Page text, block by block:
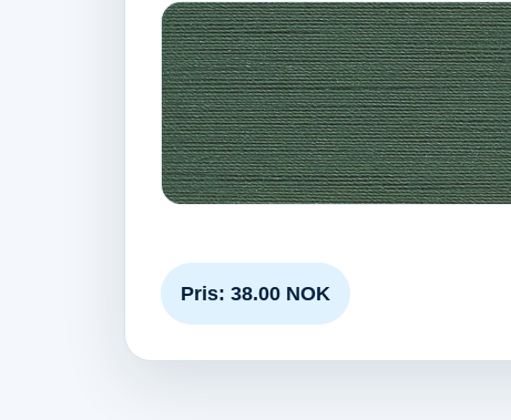
Pris: 38.00 NOK